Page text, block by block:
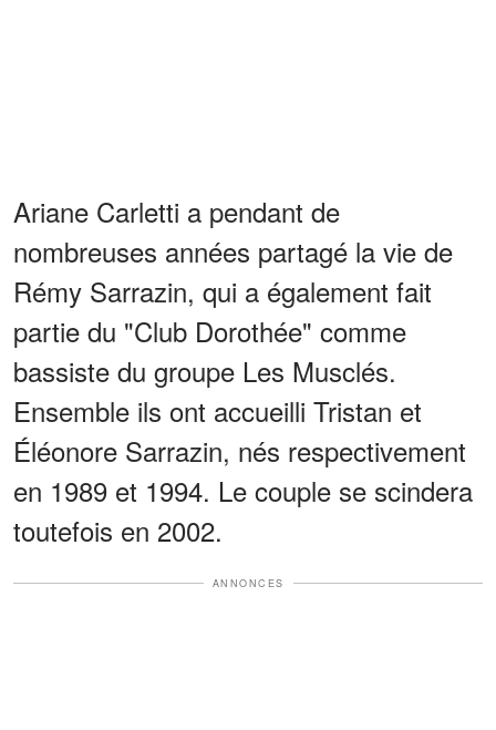
Ariane Carletti a pendant de
nombreuses années partagé la vie de
Rémy Sarrazin, qui a également fait
partie du "Club Dorothée" comme
bassiste du groupe Les Musclés.
Ensemble ils ont accueilli Tristan et
Éléonore Sarrazin, nés respectivement
en 1989 et 1994. Le couple se scindera
toutefois en 2002.
ANNONCES